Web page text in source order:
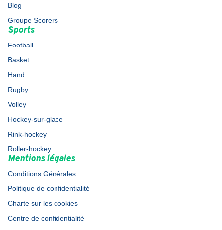
Blog
Groupe Scorers
Sports
Football
Basket
Hand
Rugby
Volley
Hockey-sur-glace
Rink-hockey
Roller-hockey
Mentions légales
Conditions Générales
Politique de confidentialité
Charte sur les cookies
Centre de confidentialité